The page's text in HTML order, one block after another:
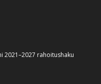
2021–2027 rahoitushaku